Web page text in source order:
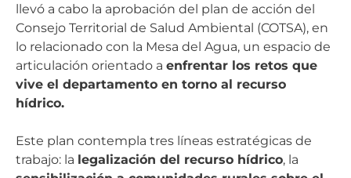
llevó a cabo la aprobación del plan de acción del
Consejo Territorial de Salud Ambiental (COTSA), en
lo relacionado con la Mesa del Agua, un espacio de
articulación orientado a enfrentar los retos que
vive el departamento en torno al recurso
hídrico.
Este plan contempla tres líneas estratégicas de
trabajo: la legalización del recurso hídrico, la